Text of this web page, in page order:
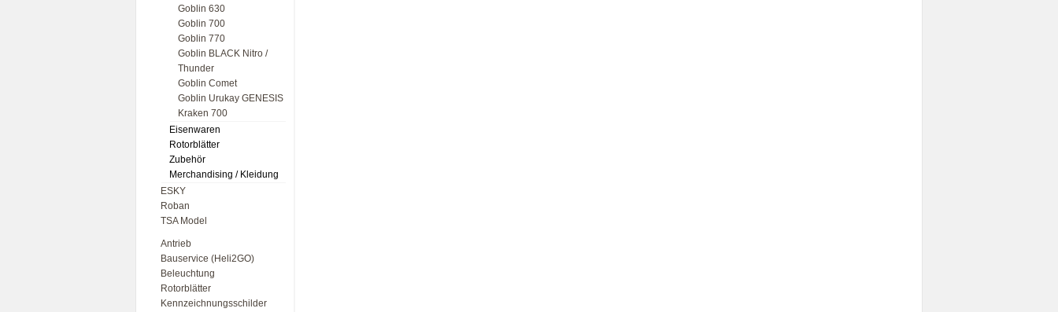
Goblin 630
Goblin 700
Goblin 770
Goblin BLACK Nitro /
Thunder
Goblin Comet
Goblin Urukay GENESIS
Kraken 700
Eisenwaren
Rotorblätter
Zubehör
Merchandising / Kleidung
ESKY
Roban
TSA Model
Antrieb
Bauservice (Heli2GO)
Beleuchtung
Rotorblätter
Kennzeichnungsschilder